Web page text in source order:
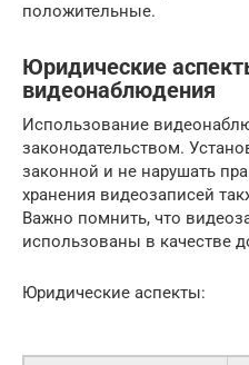
положительные.
Юридические
видеонаблюдения
Использование
законодательством.
законной и не нарушать
хранения видеозаписей
Важно помнить, что
использованы в качестве
Юридические аспекты: